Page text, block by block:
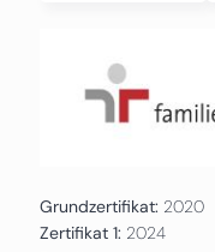
Grundzertifikat: 2020
Zertifikat 1: 2024